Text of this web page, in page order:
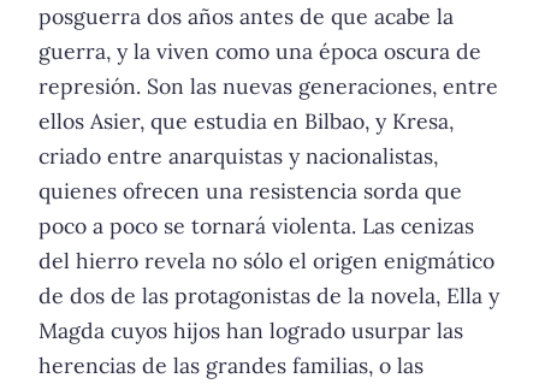
posguerra dos años antes de que acabe la
guerra, y la viven como una época oscura de
represión. Son las nuevas generaciones, entre
ellos Asier, que estudia en Bilbao, y Kresa,
criado entre anarquistas y nacionalistas,
quienes ofrecen una resistencia sorda que
poco a poco se tornará violenta. Las cenizas
del hierro revela no sólo el origen enigmático
de dos de las protagonistas de la novela, Ella y
Magda cuyos hijos han logrado usurpar las
herencias de las grandes familias, o las